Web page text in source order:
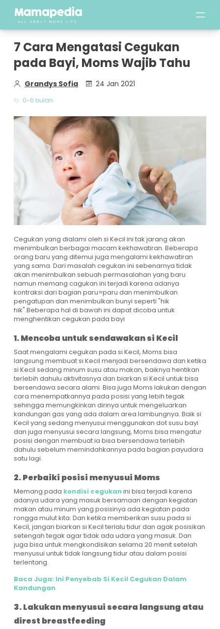
7 Cara Mengatasi Cegukan
pada Bayi, Moms Wajib Tahu
Grandys Sofia 24 Jan 2021
0-6 bulan
Cegukan yang dialami oleh si Kecil ini tak jarang akan
menimbulkan berbagai macam kekhawatiran. Beberapa
orang baru yang ditemui juga mengalami kekhawatiran
yang sama. Dari masalah cegukan ini sebenarnya tidak
akan menimbulkan sebuah permasalahan yang baru
namun memang cagukan ini terjadi karena adanya
kontraksi dari bagian paru=paru dan menimbulkan
pengatupan dan menimbulkan bunyi seperti "hik
hik".Beberapa hal di bawah ini dapat dicoba untuk
menghentikan cegukan pada bayi
1. Mencoba untuk sendawakan si Kecil
Saat mengalami cegukan pada si Kecil, Moms bisa
langsung membuat si Kecil menjadi bersendawa dan ketika
si Kecil sedang minum susu atau makan, baiknya hentikan
terlebih dahulu aktivitasnya dan biarkan si Kecil untuk bisa
bersendawa secara alami. Bisa juga Moms lakukan dengan
cara menempatkannya pada posisi yang lebih tegak
sehingga memungkinkan dirinya untuk mengeluarkan
kandungan gas yang ada dalam area lambungnya. Baik si
Kecil yang sedang menyusui menggunakan dot susu bayi
dan juga menyusui secara langsung, Moms bisa mengatur
posisi dengan membuat ia bisa bersendawa terlebih
dahulu sebelum memindahkannya pada bagian payudara
satu lagi.
2. Perbaiki posisi menyusui Moms
Memang pada kondisi cegukanini bisa terjadi karena
adanya udara yang masuk bersamaan dengan kegiatan
makan atau minum yang posisinya ada kegiatan pada
rongga mulut kita. Dan ketika memberikan susu pada si
Kecil, jangan biarkan si Kecil terlalu tidur dan agak posisikan
setengah tegak agar tidak ada udara yang masuk. Dan
juga bisa untuk mengkondisikan selama 20 menit setelah
menyusui untuk tidak langsung tidur atau dalam posisi
terlentang.
Baca Juga: Ini Penyebab Si Kecil Cegukan Dalam
Kandungan
3. Lakukan menyusui secara langsung atau
direst breastfeeding